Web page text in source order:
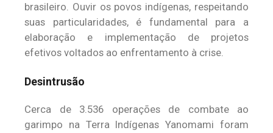
brasileiro. Ouvir os povos indígenas, respeitando
suas particularidades, é fundamental para a
elaboração e implementação de projetos
efetivos voltados ao enfrentamento à crise.
Desintrusão
Cerca de 3.536 operações de combate ao
garimpo na Terra Indígenas Yanomami foram